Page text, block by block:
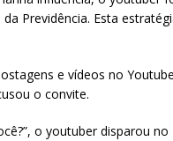
Previdência. Esta
e vídeos no
o convite.
o youtuber disparou